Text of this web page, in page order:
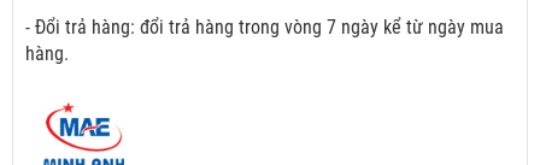
- Đổi trả hàng: đổi trả hàng trong vòng 7 ngày kể từ ngày mua
hàng.